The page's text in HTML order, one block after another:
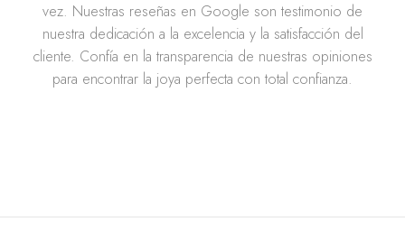
vez. Nuestras reseñas en Google son testimonio de
nuestra dedicación a la excelencia y la satisfacción del
cliente. Confía en la transparencia de nuestras opiniones
para encontrar la joya perfecta con total confianza.